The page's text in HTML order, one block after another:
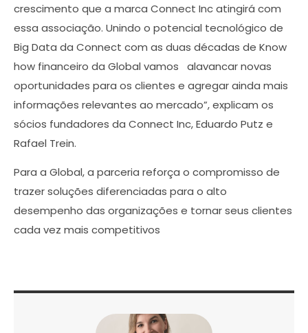
crescimento que a marca Connect Inc atingirá com
essa associação. Unindo o potencial tecnológico de
Big Data da Connect com as duas décadas de Know
how financeiro da Global vamos alavancar novas
oportunidades para os clientes e agregar ainda mais
informações relevantes ao mercado”, explicam os
sócios fundadores da Connect Inc, Eduardo Putz e
Rafael Trein.
Para a Global, a parceria reforça o compromisso de
trazer soluções diferenciadas para o alto
desempenho das organizações e tornar seus clientes
cada vez mais competitivos